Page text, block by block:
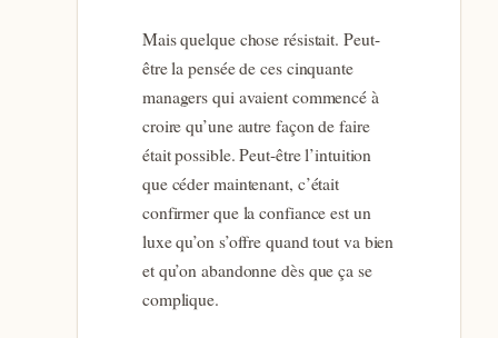
Mais quelque chose résistait. Peut-
être la pensée de ces cinquante
managers qui avaient commencé à
croire qu’une autre façon de faire
était possible. Peut-être l’intuition
que céder maintenant, c’était
confirmer que la confiance est un
luxe qu’on s’offre quand tout va bien
et qu’on abandonne dès que ça se
complique.